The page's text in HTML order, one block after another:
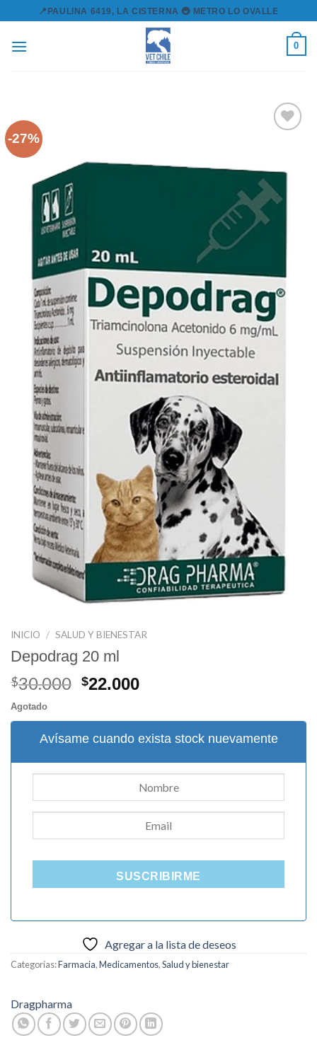
to
content
📍PAULINA 6419, LA CISTERNA 🚇 METRO LO OVALLE
0
-27%
Agregar
a la lista
de
deseos
INICIO / SALUD Y BIENESTAR
Depodrag 20 ml
$30.000 El
original
era:
$22.000El
actual
es:
Agotado
Avísame cuando exista stock nuevamente
SUSCRIBIRME
Agregar a la lista de deseos
Categorías:Farmacia,Medicamentos,Salud y bienestar
Dragpharma